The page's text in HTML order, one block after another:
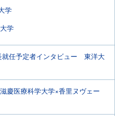
学
学
就任予定者インタビュー 東洋大
慶医療科学大学×香里ヌヴェー